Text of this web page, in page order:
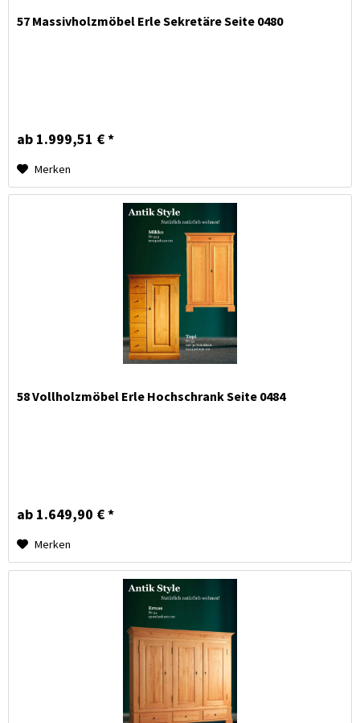
57 Massivholzmöbel Erle Sekretäre Seite 0480
ab 1.999,51 € *
Merken
58 Vollholzmöbel Erle Hochschrank Seite 0484
ab 1.649,90 € *
Merken